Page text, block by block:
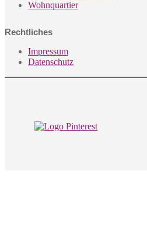
Wohnquartier
Rechtliches
Impressum
Datenschutz